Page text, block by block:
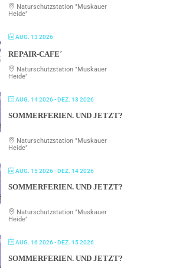
Naturschutzstation "Muskauer
Heide"
AUG. 13 2026
REPAIR-CAFE´
Naturschutzstation "Muskauer
Heide"
AUG. 14 2026- DEZ. 13 2026
SOMMERFERIEN. UND JETZT?
Naturschutzstation "Muskauer
Heide"
AUG. 15 2026- DEZ. 14 2026
SOMMERFERIEN. UND JETZT?
Naturschutzstation "Muskauer
Heide"
AUG. 16 2026- DEZ. 15 2026
SOMMERFERIEN. UND JETZT?